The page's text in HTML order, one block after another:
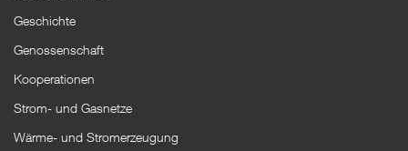
Geschichte
Genossenschaft
Kooperationen
Strom- und Gasnetze
Wärme- und Stromerzeugung